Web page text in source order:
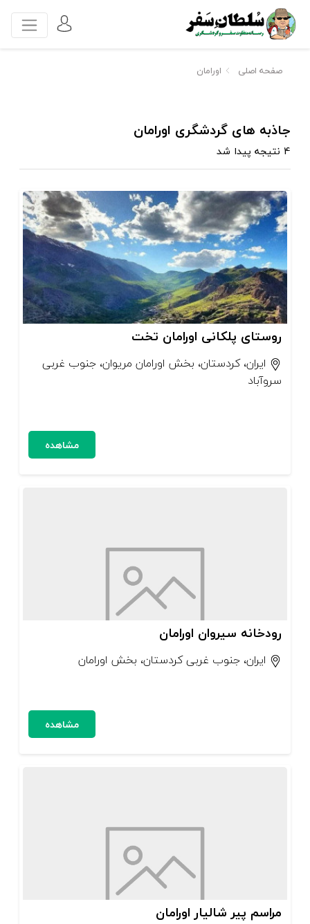
صفحه اصلی اورامان
جاذبه های گردشگری اورامان
4 نتیجه پیدا شد
روستای پلکانی اورامان تخت
ایران، کردستان، بخش اورامان مریوان، جنوب غربی
سروآباد
مشاهده
رودخانه سیروان اورامان
ایران، جنوب غربی کردستان، بخش اورامان
مشاهده
مراسم پیر شالیار اورامان